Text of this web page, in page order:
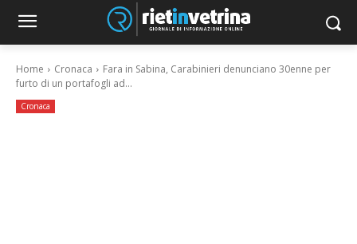
Home Cronaca
Fara in Sabina, Carabinieri denunciano 30enne per
furto di un portafogli ad...
Cronaca